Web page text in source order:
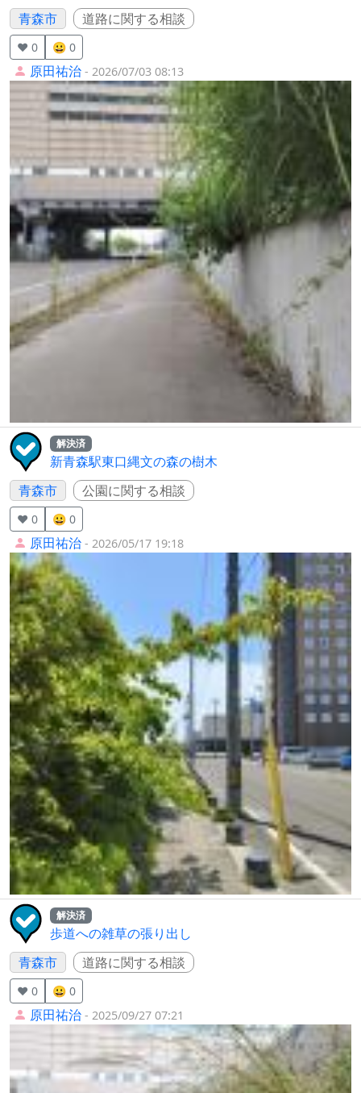
青森市
道路に関する相談
❤️ 0 😀 0
原田祐治 - 2026/07/03 08:13
解決済
新青森駅東口縄文の森の樹木
青森市
公園に関する相談
❤️ 0 😀 0
原田祐治 - 2026/05/17 19:18
解決済
歩道への雑草の張り出し
青森市
道路に関する相談
❤️ 0 😀 0
原田祐治 - 2025/09/27 07:21